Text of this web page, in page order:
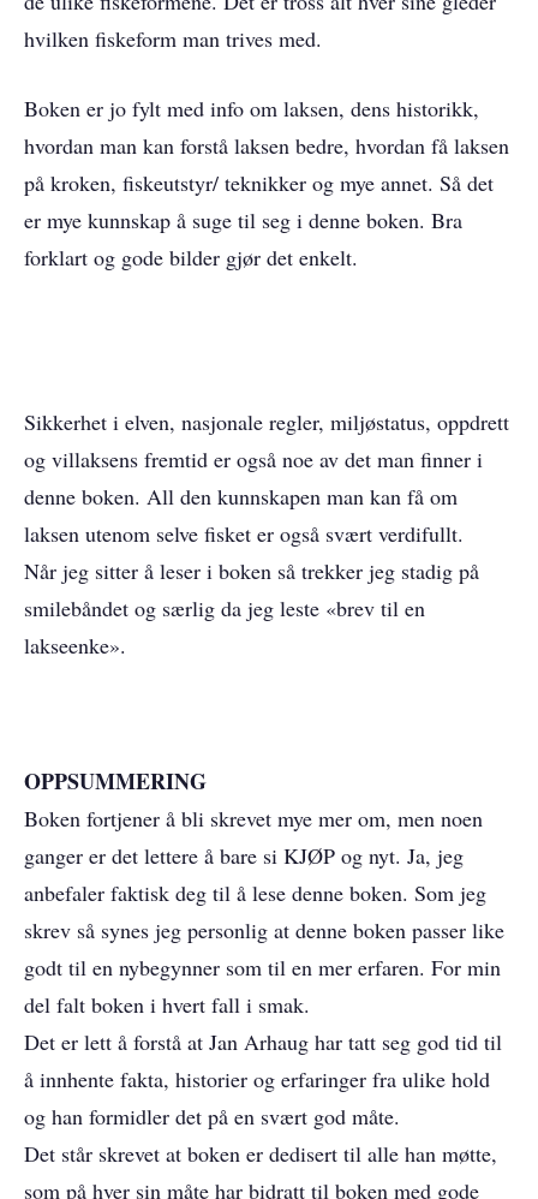
hvilken fiskeform man trives med.
Boken er jo fylt med info om laksen, dens historikk,
hvordan man kan forstå laksen bedre, hvordan få laksen
på kroken, fiskeutstyr/ teknikker og mye annet. Så det
er mye kunnskap å suge til seg i denne boken. Bra
forklart og gode bilder gjør det enkelt.
Sikkerhet i elven, nasjonale regler, miljøstatus, oppdrett
og villaksens fremtid er også noe av det man finner i
denne boken. All den kunnskapen man kan få om
laksen utenom selve fisket er også svært verdifullt.
Når jeg sitter å leser i boken så trekker jeg stadig på
smilebåndet og særlig da jeg leste «brev til en
lakseenke».
OPPSUMMERING
Boken fortjener å bli skrevet mye mer om, men noen
ganger er det lettere å bare si KJØP og nyt. Ja, jeg
anbefaler faktisk deg til å lese denne boken. Som jeg
skrev så synes jeg personlig at denne boken passer like
godt til en nybegynner som til en mer erfaren. For min
del falt boken i hvert fall i smak.
Det er lett å forstå at Jan Arhaug har tatt seg god tid til
å innhente fakta, historier og erfaringer fra ulike hold
og han formidler det på en svært god måte.
Det står skrevet at boken er dedisert til alle han møtte,
som på hver sin måte har bidratt til boken med gode